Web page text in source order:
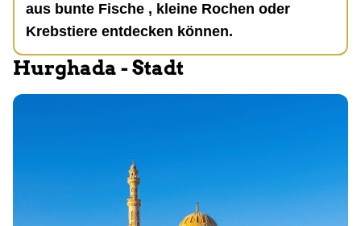
aus bunte Fische , kleine Rochen oder
Krebstiere entdecken können.
Hurghada - Stadt